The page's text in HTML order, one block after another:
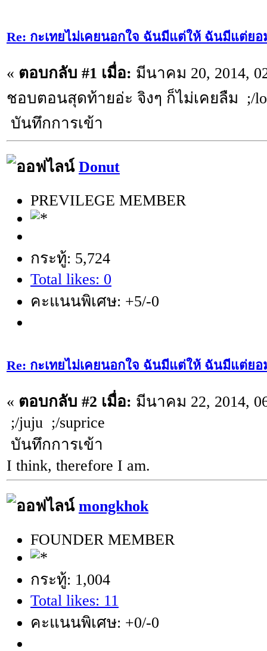
Re: กะเทยไม่เคยนอกใจ ฉันมีแต่ให้ ฉันมีแต่ยอ
« ตอบกลับ #1 เมื่อ: มีนาคม 20, 2014,
ชอบตอนสุดท้ายอ่ะ จิงๆ ก็ไม่เคยลืม ;/
บันทึกการเข้า
Donut
PREVILEGE MEMBER
กระทู้: 5,724
Total likes: 0
คะแนนพิเศษ: +5/-0
Re: กะเทยไม่เคยนอกใจ ฉันมีแต่ให้ ฉันมีแต่ยอ
« ตอบกลับ #2 เมื่อ: มีนาคม 22, 2014,
;/juju ;/suprice
บันทึกการเข้า
I think, therefore I am.
mongkhok
FOUNDER MEMBER
กระทู้: 1,004
Total likes: 11
คะแนนพิเศษ: +0/-0